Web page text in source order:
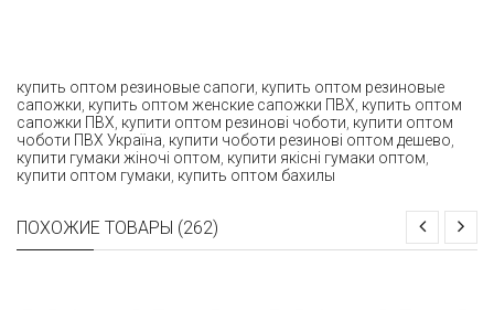
купить оптом резиновые сапоги купить оптом резиновые
сапожки купить оптом женские сапожки ПВХ купить оптом
сапожки ПВХ купити оптом резинові чоботи купити оптом
чоботи ПВХ Україна купити чоботи резинові оптом дешево
купити гумаки жіночі оптом купити якісні гумаки оптом
купити оптом гумаки купить оптом бахилы
ПОХОЖИЕ ТОВАРЫ (262)